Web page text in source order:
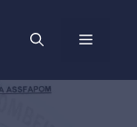
MENU